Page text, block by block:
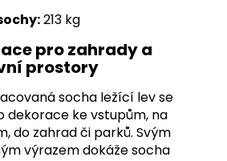
213 kg
pro zahrady a
prostory
socha ležící lev se
dekorace ke vstupům, na
do zahrad či parků. Svým
výrazem dokáže socha